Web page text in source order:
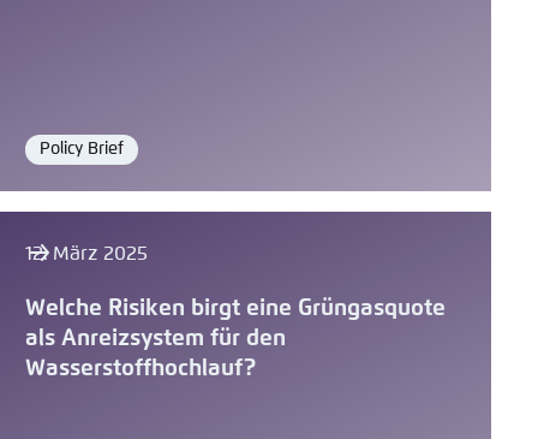
Format
Policy Brief
12. März 2025
Welche Risiken birgt eine Grüngasquote
als Anreizsystem für den
Wasserstoffhochlauf?